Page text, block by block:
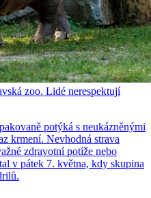
zoo. Lidé nerespektují
potýká s neukázněnými
krmení. Nevhodná strava
zdravotní potíže nebo
v pátek 7. května, kdy skupina